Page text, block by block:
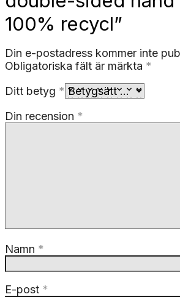
100% recycl”
Din e-postadress kommer inte
Obligatoriska fält är märkta *
Ditt betyg *
Din recension *
Namn *
E-post *